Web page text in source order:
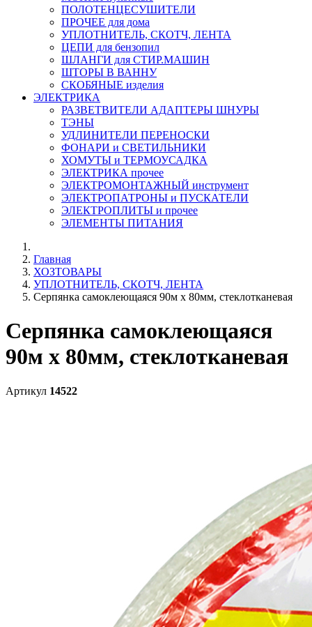
ПОЛОТЕНЦЕСУШИТЕЛИ
ПРОЧЕЕ для дома
УПЛОТНИТЕЛЬ, СКОТЧ, ЛЕНТА
ЦЕПИ для бензопил
ШЛАНГИ для СТИР.МАШИН
ШТОРЫ В ВАННУ
СКОБЯНЫЕ изделия
ЭЛЕКТРИКА
РАЗВЕТВИТЕЛИ АДАПТЕРЫ ШНУРЫ
ТЭНЫ
УДЛИНИТЕЛИ ПЕРЕНОСКИ
ФОНАРИ и СВЕТИЛЬНИКИ
ХОМУТЫ и ТЕРМОУСАДКА
ЭЛЕКТРИКА прочее
ЭЛЕКТРОМОНТАЖНЫЙ инструмент
ЭЛЕКТРОПАТРОНЫ и ПУСКАТЕЛИ
ЭЛЕКТРОПЛИТЫ и прочее
ЭЛЕМЕНТЫ ПИТАНИЯ
Главная
ХОЗТОВАРЫ
УПЛОТНИТЕЛЬ, СКОТЧ, ЛЕНТА
Серпянка самоклеющаяся 90м х 80мм, стеклотканевая
Серпянка самоклеющаяся
90м х 80мм, стеклотканевая
Артикул 14522